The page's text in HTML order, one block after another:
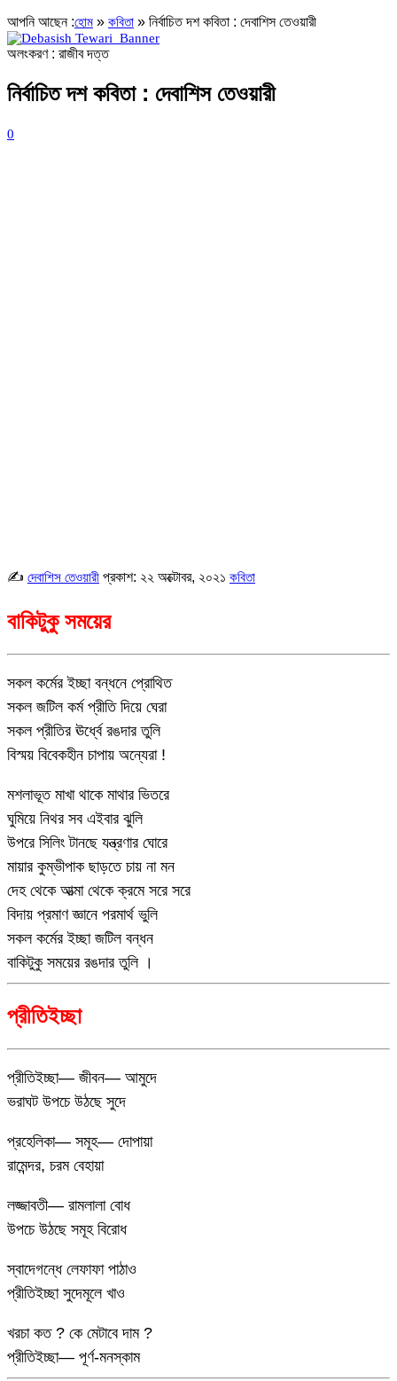
আপনি আছেন :হোম » কবিতা » নির্বাচিত দশ কবিতা : দেবাশিস তেওয়ারী
অলংকরণ : রাজীব দত্ত
নির্বাচিত দশ কবিতা : দেবাশিস তেওয়ারী
0
✍ দেবাশিস তেওয়ারী প্রকাশ: ২২ অক্টোবর, ২০২১ কবিতা
বাকিটুকু সময়ের
সকল কর্মের ইচ্ছা বন্ধনে প্রোথিত
সকল জটিল কর্ম প্রীতি দিয়ে ঘেরা
সকল প্রীতির ঊর্ধ্বে রঙদার তুলি
বিস্ময় বিবেকহীন চাপায় অন্যেরা !
মশলাভূত মাখা থাকে মাথার ভিতরে
ঘুমিয়ে নিথর সব এইবার ঝুলি
উপরে সিলিং টানছে যন্ত্রণার ঘোরে
মায়ার কুম্ভীপাক ছাড়তে চায় না মন
দেহ থেকে আত্মা থেকে ক্রমে সরে সরে
বিদায় প্রমাণ জ্ঞানে পরমার্থ ভুলি
সকল কর্মের ইচ্ছা জটিল বন্ধন
বাকিটুকু সময়ের রঙদার তুলি ।
প্রীতিইচ্ছা
প্রীতিইচ্ছা— জীবন— আমুদে
ভরাঘট উপচে উঠছে সুদে
প্রহেলিকা— সমূহ— দোপায়া
রামেন্দর, চরম বেহায়া
লজ্জাবতী— রামলালা বোধ
উপচে উঠছে সমূহ বিরোধ
স্বাদেগন্ধে লেফাফা পাঠাও
প্রীতিইচ্ছা সুদেমূলে খাও
খরচা কত ? কে মেটাবে দাম ?
প্রীতিইচ্ছা— পূর্ণ-মনস্কাম